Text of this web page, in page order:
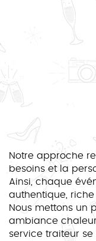
Notre approche
besoins et la
Ainsi, chaque
authentique,
Nous mettons un
ambiance
service traiteur